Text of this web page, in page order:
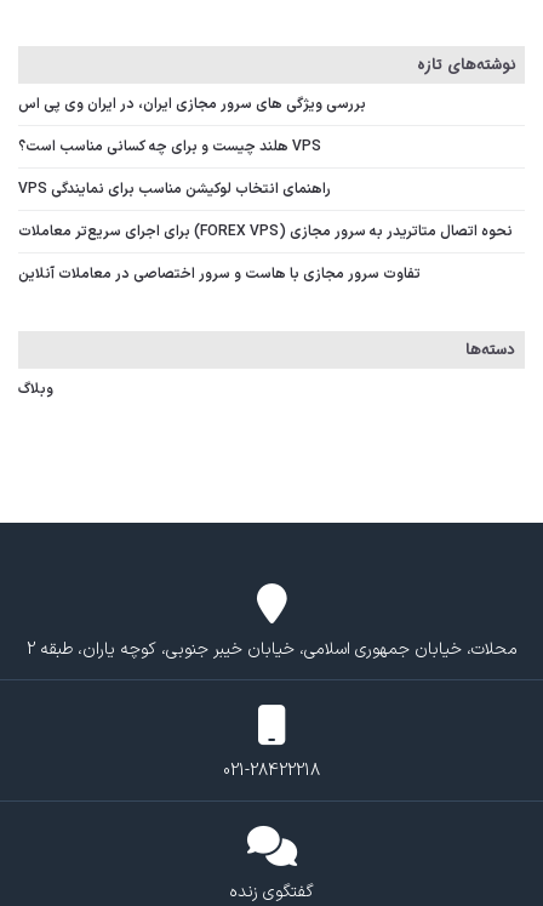
نوشته‌های تازه
بررسی ویژگی‌ های سرور مجازی ایران، در ایران وی پی اس
VPS هلند چیست و برای چه کسانی مناسب است؟
راهنمای انتخاب لوکیشن مناسب برای نمایندگی VPS
نحوه اتصال متاتریدر به سرور مجازی (FOREX VPS) برای اجرای سریع‌تر معاملات
تفاوت سرور مجازی با هاست و سرور اختصاصی در معاملات آنلاین
دسته‌ها
وبلاگ
محلات، خیابان جمهوری اسلامی، خیابان خیبر جنوبی، کوچه یاران، طبقه 2
021-28422218
گفتگوی زنده